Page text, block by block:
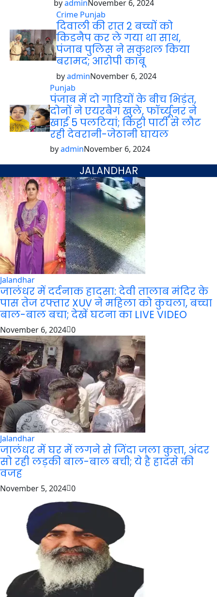
byadminNovember 6, 2024
Crime Punjab
दिवाली की रात 2 बच्चों को
किडनैप कर ले गया था साथ,
पंजाब पुलिस ने सकुशल किया
बरामद; आरोपी काबू
byadminNovember 6, 2024
Punjab
पंजाब में दो गाड़ियों के बीच भिड़ंत,
दोनों ने एयरबैग खुले, फॉर्च्यूनर ने
खाई 5 पलटियां; किट्टी पार्टी से लौट
रही देवरानी-जेठानी घायल
byadminNovember 6, 2024
JALANDHAR
Jalandhar
जालंधर में दर्दनाक हादसा: देवी तालाब मंदिर के
पास तेज रफ्तार XUV ने महिला को कुचला, बच्चा
बाल-बाल बचा; देखें घटना का LIVE VIDEO
November 6, 2024 0
Jalandhar
जालंधर में घर में लगने से जिंदा जला कुत्ता, अंदर
सो रही लड़की बाल-बाल बची; ये है हादसे की
वजह
November 5, 2024 0